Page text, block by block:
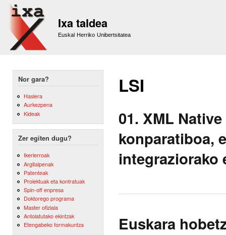
Ixa taldea
Euskal Herriko Unibertsitatea
Nor gara?
Hasiera
Aurkezpena
Kideak
Zer egiten dugu?
Ikerlerroak
Argitalpenak
Patenteak
Proiektuak eta kontratuak
Spin-off enpresa
Doktorego programa
Master ofiziala
Antolatutako ekintzak
Etengabeko formakuntza
LSI
01. XML
konparatiboa,
integraziorako
Euskara